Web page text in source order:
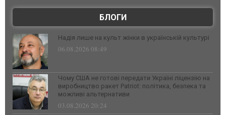
БЛОГИ
Надія лише на культ жінки в українській культурі
06.08.2026 08:49
Чому США не готові передати Україні ліцензію на
виробництво ракет Patriot: політика, безпека та
можливі альтернативи
03.08.2026 20:24